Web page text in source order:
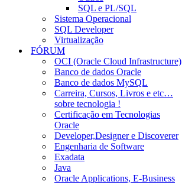
SQL e PL/SQL
Sistema Operacional
SQL Developer
Virtualização
FÓRUM
OCI (Oracle Cloud Infrastructure)
Banco de dados Oracle
Banco de dados MySQL
Carreira, Cursos, Livros e etc…
sobre tecnologia !
Certificação em Tecnologias
Oracle
Developer,Designer e Discoverer
Engenharia de Software
Exadata
Java
Oracle Applications, E-Business